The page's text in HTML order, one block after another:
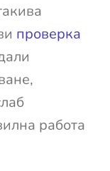
проверка
работа